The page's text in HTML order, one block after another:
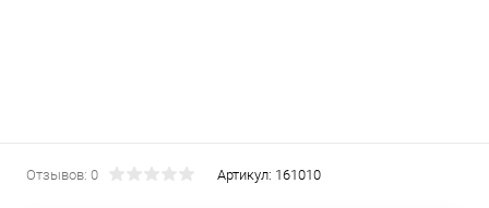
Отзывов: 0 Артикул: 161010